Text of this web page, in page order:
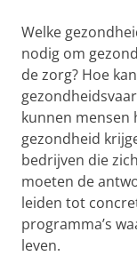
Welke
nodig om
de zorg? Hoe
kunnen
gezondheid
bedrijven die
moeten de
leiden tot
programma’s
leven.